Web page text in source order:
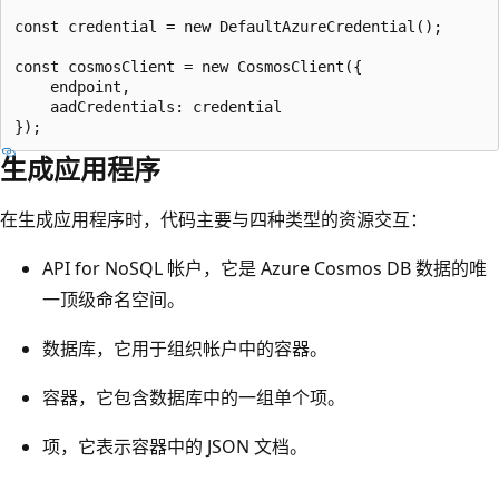
const credential = new DefaultAzureCredential();
const cosmosClient = new CosmosClient({
    endpoint,
    aadCredentials: credential
生成应用程序
在生成应用程序时，代码主要与四种类型的资源交互：
API for NoSQL 帐户，它是 Azure Cosmos DB 数据的唯
一顶级命名空间。
数据库，它用于组织帐户中的容器。
容器，它包含数据库中的一组单个项。
项，它表示容器中的 JSON 文档。